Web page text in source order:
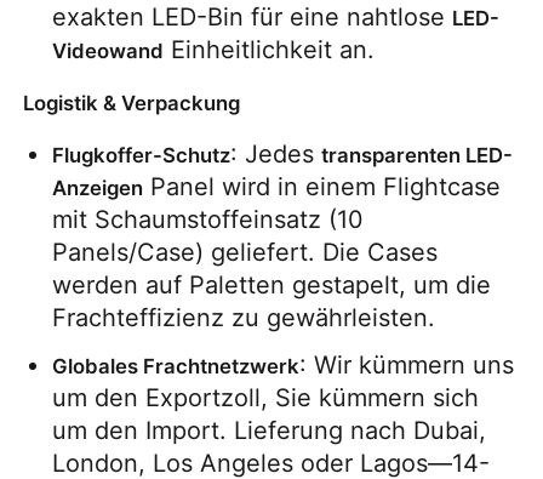
exakten LED-Bin für eine nahtlose LED-
Videowand Einheitlichkeit an.
Logistik & Verpackung
Flugkoffer-Schutz: Jedes transparenten LED-
Anzeigen Panel wird in einem Flightcase
mit Schaumstoffeinsatz (10
Panels/Case) geliefert. Die Cases
werden auf Paletten gestapelt, um die
Frachteffizienz zu gewährleisten.
Globales Frachtnetzwerk: Wir kümmern uns
um den Exportzoll, Sie kümmern sich
um den Import. Lieferung nach Dubai,
London, Los Angeles oder Lagos—14-